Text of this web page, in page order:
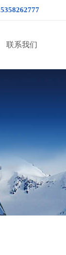
联系我们